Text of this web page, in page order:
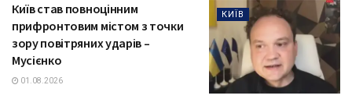
КИЇВ
Київ став повноцінним
прифронтовим містом з точки
зору повітряних ударів –
Мусієнко
01.08.2026